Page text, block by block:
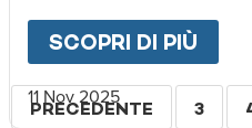
SCOPRI DI PIÙ
11 Nov 2025
Paginazione
PAGINA
PRECEDENTE 3